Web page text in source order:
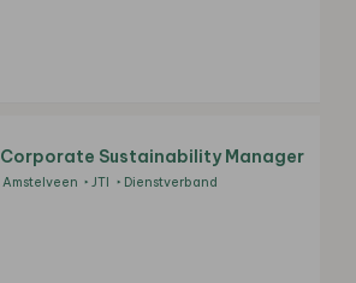
Corporate Sustainability Manager
Amstelveen JTI Dienstverband